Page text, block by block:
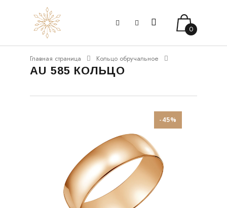
0
Главная страница Кольцо обручальное
AU 585 КОЛЬЦО
-45%